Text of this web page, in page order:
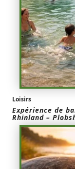
Loisirs
Expérience de
Rhinland –